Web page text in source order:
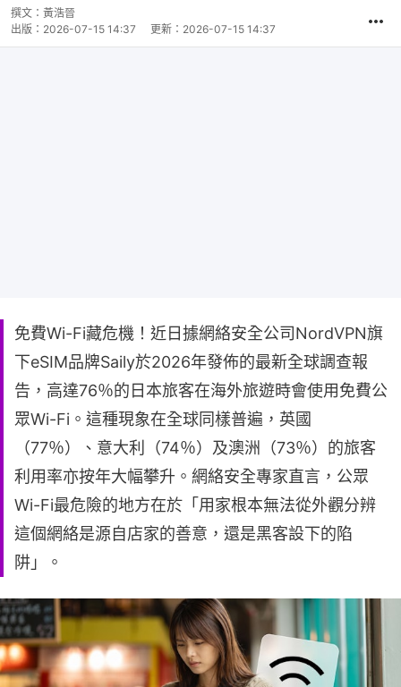
撰文： 黃浩晉
出版： 2026-07-15 14:37 更新： 2026-07-15 14:37
免費Wi-Fi藏危機！近日據網絡安全公司NordVPN旗
下eSIM品牌Saily於2026年發佈的最新全球調查報
告，高達76％的日本旅客在海外旅遊時會使用免費公
眾Wi-Fi。這種現象在全球同樣普遍，英國
（77％）、意大利（74％）及澳洲（73％）的旅客
利用率亦按年大幅攀升。網絡安全專家直言，公眾
Wi-Fi最危險的地方在於「用家根本無法從外觀分辨
這個網絡是源自店家的善意，還是黑客設下的陷
阱」。